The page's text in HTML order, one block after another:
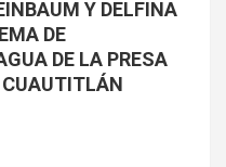
Y DELFINA
DE
DE LA PRESA
CUAUTITLÁN